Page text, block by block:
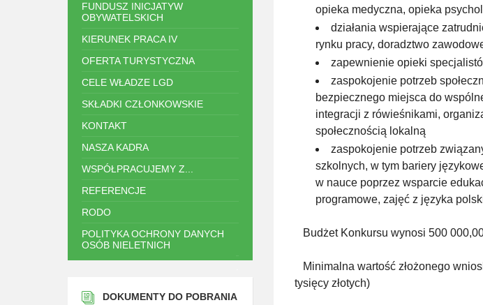
opieka medyczna, opieka
działania wspierające
rynku pracy, doradztwo
zapewnienie opieki
zaspokojenie potrzeb
bezpiecznego miejsca do
integracji z rówieśnikami,
społecznością lokalną
zaspokojenie potrzeb
szkolnych, w tym bariery
w nauce poprzez wsparcie
programowe, zajęć z języka
Budżet Konkursu wynosi 500 000,00
Minimalna wartość złożonego
tysięcy złotych)
FUNDUSZ INICJATYW
OBYWATELSKICH
KIERUNEK PRACA IV
OFERTA TURYSTYCZNA
CELE WŁADZE LGD
SKŁADKI CZŁONKOWSKIE
KONTAKT
NASZA KADRA
WSPÓŁPRACUJEMY Z...
REFERENCJE
RODO
POLITYKA OCHRONY DANYCH
OSÓB NIELETNICH
DOKUMENTY DO POBRANIA